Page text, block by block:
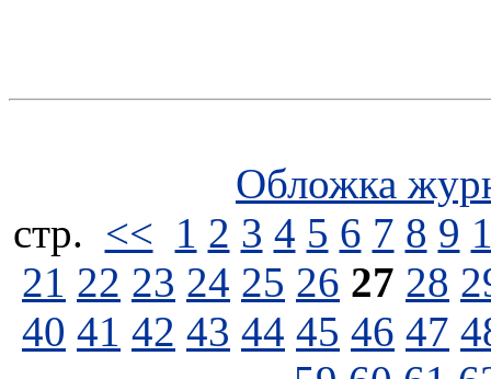
Обложка
стp. << 1 2 3 4 5 6 7 8 9
21 22 23 24 25 26 27 28
40 41 42 43 44 45 46 47